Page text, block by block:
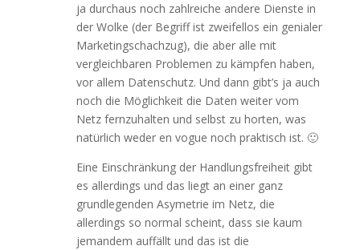
ja durchaus noch zahlreiche andere Dienste in
der Wolke (der Begriff ist zweifellos ein genialer
Marketingschachzug), die aber alle mit
vergleichbaren Problemen zu kämpfen haben,
vor allem Datenschutz. Und dann gibt’s ja auch
noch die Möglichkeit die Daten weiter vom
Netz fernzuhalten und selbst zu horten, was
natürlich weder en vogue noch praktisch ist. 🙂
Eine Einschränkung der Handlungsfreiheit gibt
es allerdings und das liegt an einer ganz
grundlegenden Asymetrie im Netz, die
allerdings so normal scheint, dass sie kaum
jemandem auffällt und das ist die